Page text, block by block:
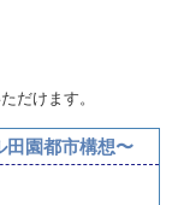
だけます。
田園都市構想〜